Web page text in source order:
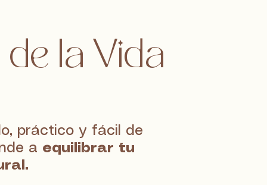
la Vida
práctico y fácil de
a equilibrar tu